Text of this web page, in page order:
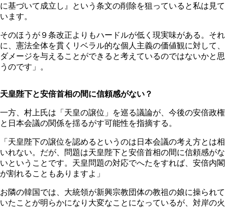
に基づいて成立し』という条文の削除を狙っていると私は見て
います。
そのほうが９条改正よりもハードルが低く現実味がある。それ
に、憲法全体を貫くリベラル的な個人主義の価値観に対して、
ダメージを与えることができると考えているのではないかと思
うのです」。
天皇陛下と安倍首相の間に信頼感がない？
一方、村上氏は「天皇の譲位」を巡る議論が、今後の安倍政権
と日本会議の関係を揺るがす可能性を指摘する。
「天皇陛下の譲位を認めるというのは日本会議の考え方とは相
いれない。だが、問題は天皇陛下と安倍首相の間に信頼感がな
いということです。天皇問題の対応でへたをすれば、安倍内閣
が割れることもありますよ」
お隣の韓国では、大統領が新興宗教団体の教祖の娘に操られて
いたことが明らかになり大変なことになっているが、対岸の火